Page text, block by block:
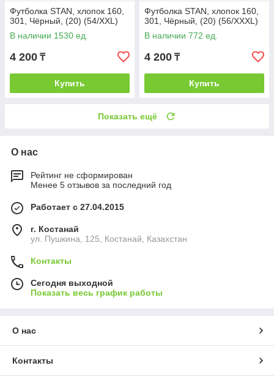
Футболка STAN, хлопок 160,
301, Чёрный, (20) (54/XXL)
В наличии 1530 ед.
4 200 ₸
Купить
Футболка STAN, хлопок 160,
301, Чёрный, (20) (56/XXXL)
В наличии 772 ед.
4 200 ₸
Купить
Показать ещё
О нас
Рейтинг не сформирован
Менее 5 отзывов за последний год
Работает с 27.04.2015
г. Костанай
ул. Пушкина, 125, Костанай, Казахстан
Контакты
Сегодня выходной
Показать весь график работы
О нас
Контакты